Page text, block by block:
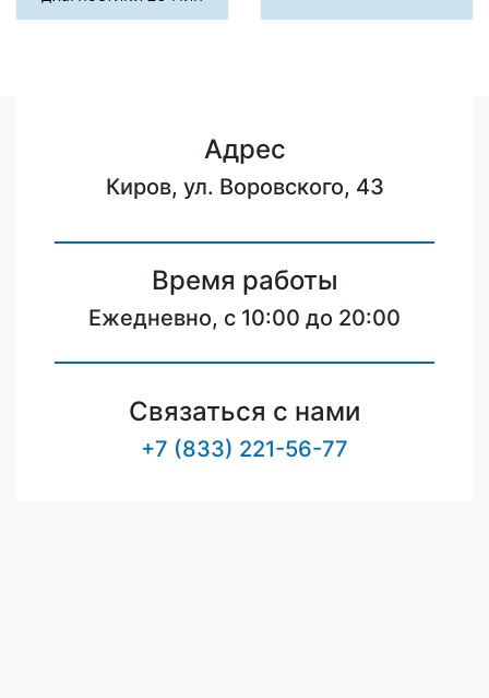
Адрес
Киров, ул. Воровского, 43
Время работы
Ежедневно, с 10:00 до 20:00
Связаться с нами
+7 (833) 221-56-77